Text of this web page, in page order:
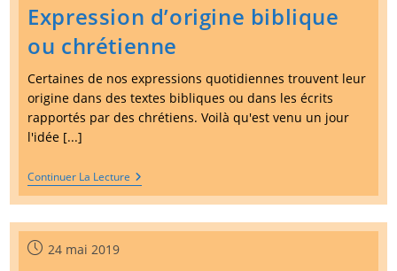
Expression d’origine biblique
ou chrétienne
Certaines de nos expressions quotidiennes trouvent leur
origine dans des textes bibliques ou dans les écrits
rapportés par des chrétiens. Voilà qu'est venu un jour
l'idée [...]
Continuer La Lecture Expression
D’origine
Biblique
Ou
Chrétienne
Publication
24 mai 2019